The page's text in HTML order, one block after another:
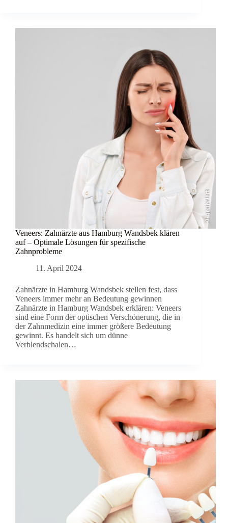
KI-generiert
Veneers: Zahnärzte aus Hamburg Wandsbek klären
auf – Optimale Lösungen für spezifische
Zahnprobleme
11. April 2024
Zahnärzte in Hamburg Wandsbek stellen fest, dass
Veneers immer mehr an Bedeutung gewinnen
Zahnärzte in Hamburg Wandsbek erklären: Veneers
sind eine Form der optischen Verschönerung, die in
der Zahnmedizin eine immer größere Bedeutung
gewinnt. Es handelt sich um dünne
Verblendschalen…